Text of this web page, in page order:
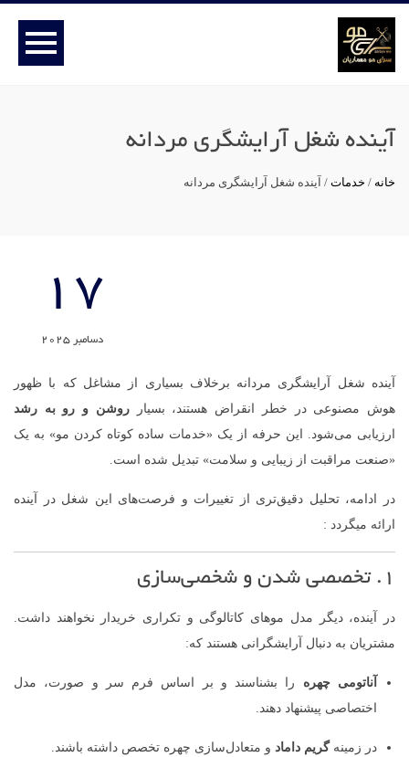
آینده شغل آرایشگری مردانه
خانه / خدمات / آینده شغل آرایشگری مردانه
17
دسامبر 2025
آینده شغل آرایشگری مردانه برخلاف بسیاری از مشاغل که با ظهور
هوش مصنوعی در خطر انقراض هستند، بسیارروشن و رو به رشد
ارزیابی می‌شود. این حرفه از یک «خدمات ساده کوتاه کردن مو» به یک
«صنعت مراقبت از زیبایی و سلامت» تبدیل شده است.
در ادامه، تحلیل دقیق‌تری از تغییرات و فرصت‌های این شغل در آینده
ارائه میگردد :
۱. تخصصی شدن و شخصی‌سازی
در آینده، دیگر مدل موهای کاتالوگی و تکراری خریدار نخواهند داشت.
مشتریان به دنبال آرایشگرانی هستند که:
آناتومی چهره را بشناسند و بر اساس فرم سر و صورت، مدل
اختصاصی پیشنهاد دهند.
در زمینهگریم داماد و متعادل‌سازی چهره تخصص داشته باشند.